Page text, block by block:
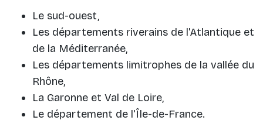
Le sud-ouest,
Les départements riverains de l'Atlantique et
de la Méditerranée,
Les départements limitrophes de la vallée du
Rhône,
La Garonne et Val de Loire,
Le département de l'Île-de-France.